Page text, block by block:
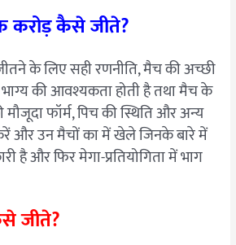
करोड़ कैसे जीते?
के लिए सही रणनीति, मैच की अच्छी
की आवश्यकता होती है तथा मैच के
फॉर्म, पिच की स्थिति और अन्य
और उन मैचों का में खेले जिनके बारे में
है और फिर मेगा-प्रतियोगिता में भाग
जीते?